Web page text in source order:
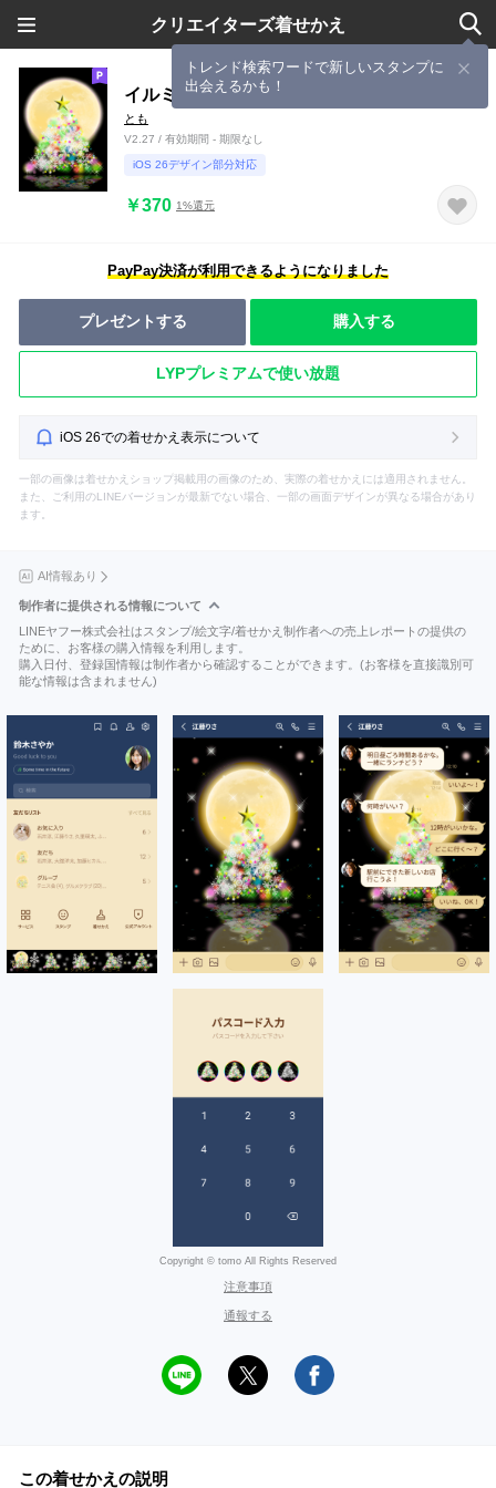
クリエイターズ着せかえ
トレンド検索ワードで新しいスタンプに
出会えるかも！
イルミネーションツリー7（満月）
とも
V2.27 / 有効期間 - 期限なし
iOS 26デザイン部分対応
￥370 1%還元
PayPay決済が利用できるようになりました
プレゼントする 購入する
LYPプレミアムで使い放題
iOS 26での着せかえ表示について
一部の画像は着せかえショップ掲載用の画像のため、実際の着せかえには適用されません。
また、ご利用のLINEバージョンが最新でない場合、一部の画面デザインが異なる場合があり
ます。
AI情報あり
制作者に提供される情報について
LINEヤフー株式会社はスタンプ/絵文字/着せかえ制作者への売上レポートの提供の
ために、お客様の購入情報を利用します。
購入日付、登録国情報は制作者から確認することができます。(お客様を直接識別可
能な情報は含まれません)
Copyright © tomo All Rights Reserved
注意事項
通報する
この着せかえの説明